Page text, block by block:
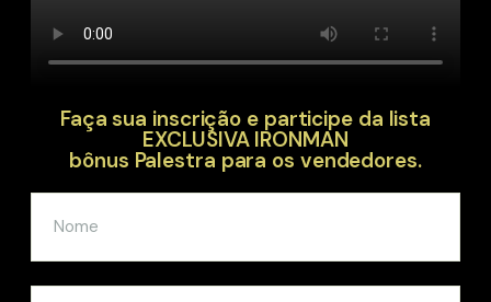
Faça sua inscrição e participe da lista
EXCLUSIVA IRONMAN
bônus Palestra para os vendedores.